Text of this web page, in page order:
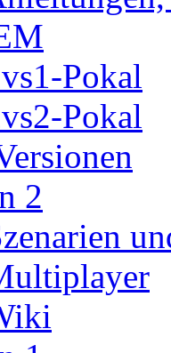
Pokal
Pokal
2